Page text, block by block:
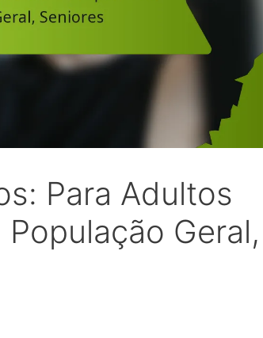
Para Adultos
Geral,